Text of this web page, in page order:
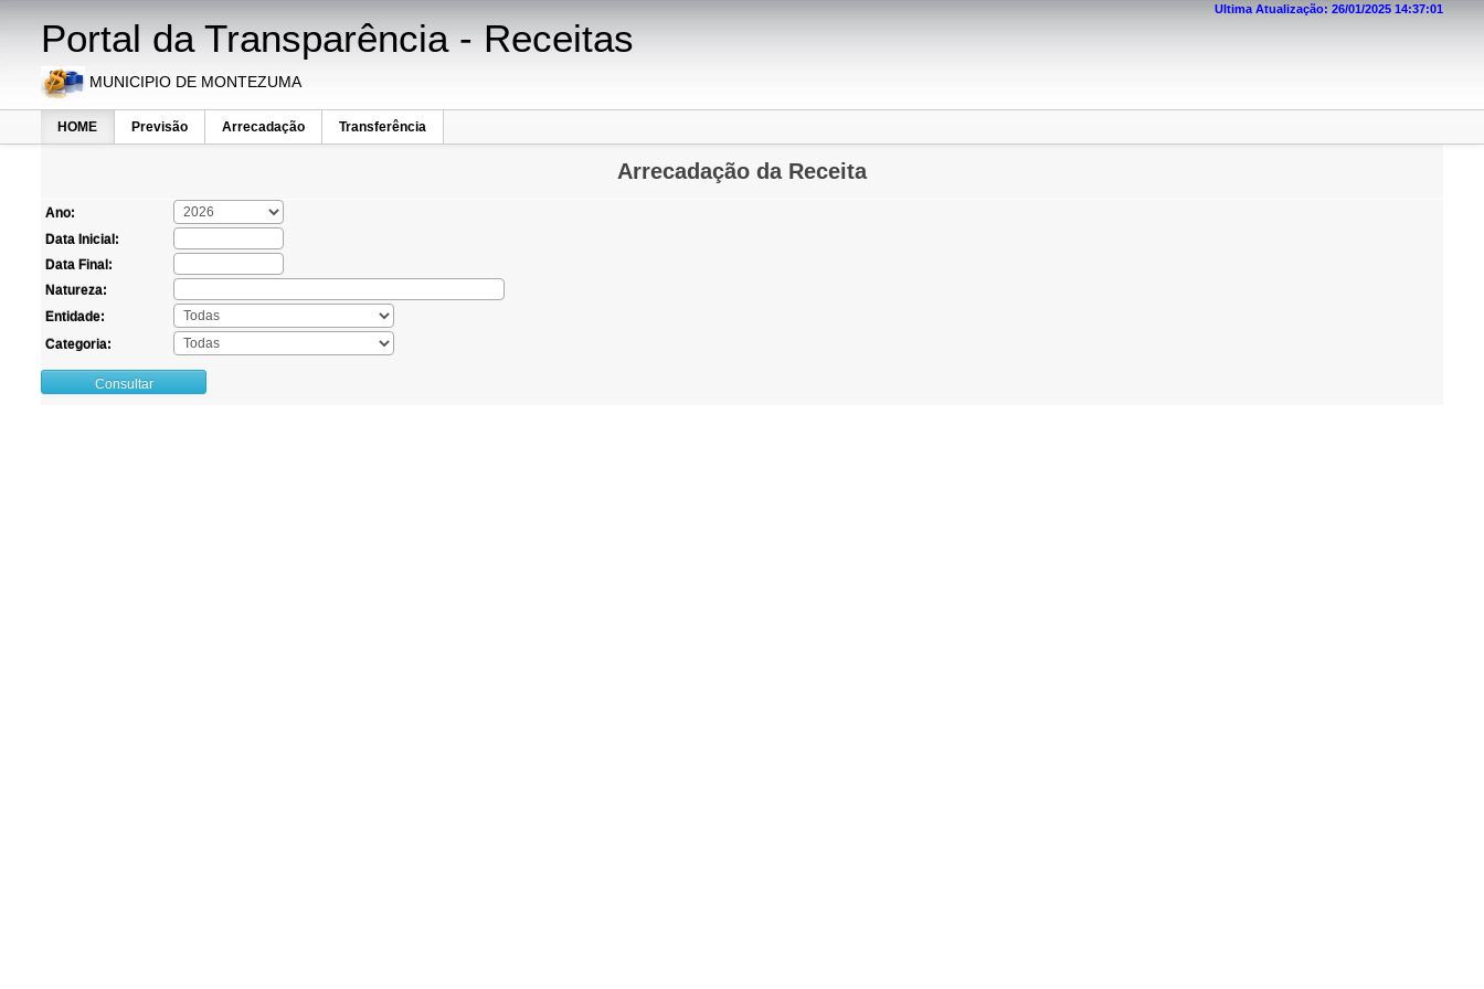
Portal da Transparência - Receitas
MUNICIPIO DE MONTEZUMA
Ultima Atualização: 26/01/2025 14:37:01
HOME Previsão Arrecadação Transferência
Arrecadação da Receita
Ano:
Data Inicial:
Data Final:
Natureza:
Entidade:
Categoria:
Consultar